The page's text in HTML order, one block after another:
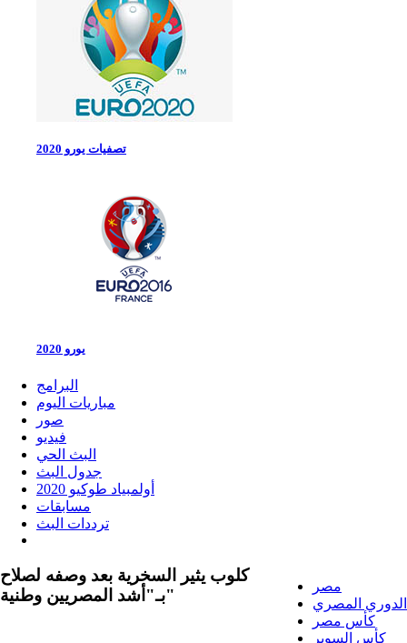
تصفيات يورو 2020
يورو 2020
البرامج
مباريات اليوم
صور
فيديو
البث الحي
جدول البث
أولمبياد طوكيو 2020
مسابقات
ترددات البث
مصر
الدوري المصري
كأس مصر
كأس السوبر
كلوب يثير السخرية بعد وصفه لصلاح
بـ"أشد المصريين وطنية"